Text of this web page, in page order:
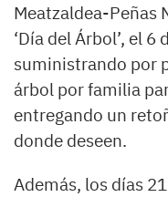
Meatzaldea-Peñas
‘Día del Árbol’, el
suministrando por
árbol por familia
entregando un
donde deseen.
Además, los días